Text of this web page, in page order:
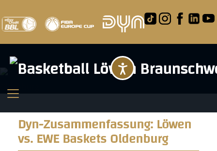
Dyn-Zusammenfassung: Löwen
vs. EWE Baskets Oldenburg